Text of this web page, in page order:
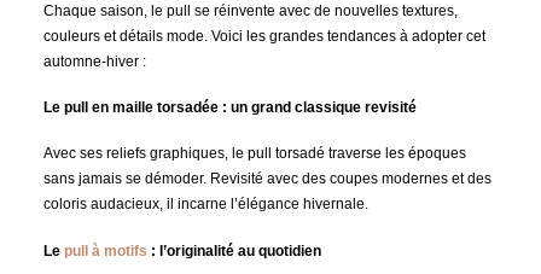
Chaque saison, le pull se réinvente avec de nouvelles textures,
couleurs et détails mode. Voici les grandes tendances à adopter cet
automne-hiver :
Le pull en maille torsadée : un grand classique revisité
Avec ses reliefs graphiques, le pull torsadé traverse les époques
sans jamais se démoder. Revisité avec des coupes modernes et des
coloris audacieux, il incarne l’élégance hivernale.
Le pull à motifs : l’originalité au quotidien